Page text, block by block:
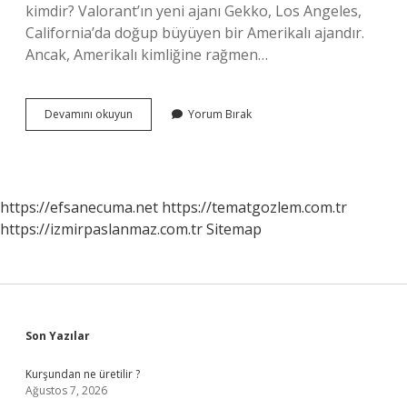
kimdir? Valorant’ın yeni ajanı Gekko, Los Angeles,
California’da doğup büyüyen bir Amerikalı ajandır.
Ancak, Amerikalı kimliğine rağmen…
Devamını okuyun
Nereli
Yorum Bırak
https://efsanecuma.net https://tematgozlem.com.tr
https://izmirpaslanmaz.com.trSitemap
Sidebar
Son Yazılar
Kurşundan ne üretilir ?
Ağustos 7, 2026